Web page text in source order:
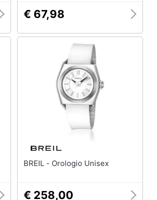
€ 67,98
BREIL - Orologio Unisex
€ 258,00